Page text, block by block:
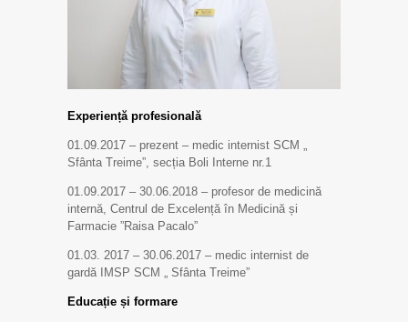
Experiență profesională
01.09.2017 – prezent – medic internist SCM „
Sfânta Treime”, secția Boli Interne nr.1
01.09.2017 – 30.06.2018 – profesor de medicină
internă, Centrul de Excelență în Medicină și
Farmacie ”Raisa Pacalo”
01.03. 2017 – 30.06.2017 – medic internist de
gardă IMSP SCM „ Sfânta Treime”
Educație și formare